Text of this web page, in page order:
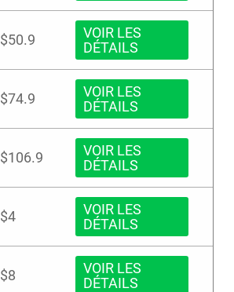
$50.9
VOIR LES
DÉTAILS
$74.9
VOIR LES
DÉTAILS
$106.9
VOIR LES
DÉTAILS
$4
VOIR LES
DÉTAILS
$8
VOIR LES
DÉTAILS